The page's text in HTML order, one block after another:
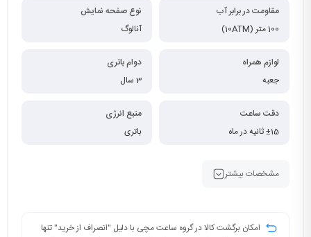
مقاومت در برابر آب
100 متر (10ATM)
نوع صفحه نمایش
آنالوگ
لوازم همراه
جعبه
دوام باتری
3 سال
دقت ساعت
±15 ثانیه در ماه
منبع انرژی
باتری
مشخصات بیشتر
امکان برگشت کالا در گروه ساعت مچی با دلیل "انصراف از خرید" تنها